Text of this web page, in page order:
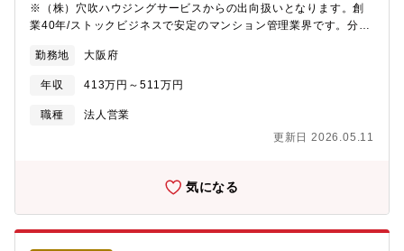
※（株）穴吹ハウジングサービスからの出向扱いとなります。創
業40年/ストックビジネスで安定のマンション管理業界です。分譲
を行っていただきます。営業職ですが、数字よりもお客様との関
係性重視の社風。未経験から活躍している社員多数！【具体的な
業務】・理事会・総会の準備・議事録の作成・設備の日常保守点
検、改修・修繕工事などの企画立案補助・管理員や協力業者との
（イベントの企画・運営等）・居住者のトラブル、クレーム対
則や社内システム・会社組織等についての研修があります。■導入
研修：先輩社員や上長に同行しながら、OJTで実際の業務につい
て学んでいただきます。スキルや経験により異なりますが、半年
程度を目途に独り立ちを予定しています。未経験でも安心してス
キルを磨ける環境です！独り立ち後も、グループ全体での定期研
勤務地 大阪府
年収 413万円～511万円
職種
法人営業
更新日 2026.05.11
気になる